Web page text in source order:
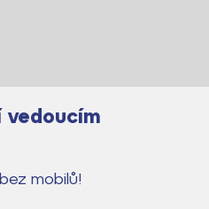
vedoucím
mobilů!